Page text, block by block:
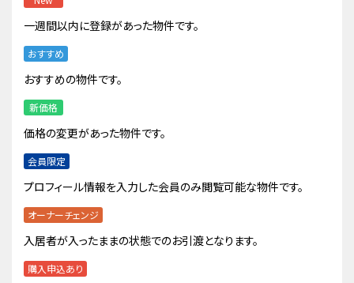
一週間以内に登録があった物件です。
おすすめ
おすすめの物件です。
新価格
価格の変更があった物件です。
会員限定
プロフィール情報を入力した会員のみ閲覧可能な物件です。
オーナーチェンジ
入居者が入ったままの状態でのお引渡となります。
購入申込あり